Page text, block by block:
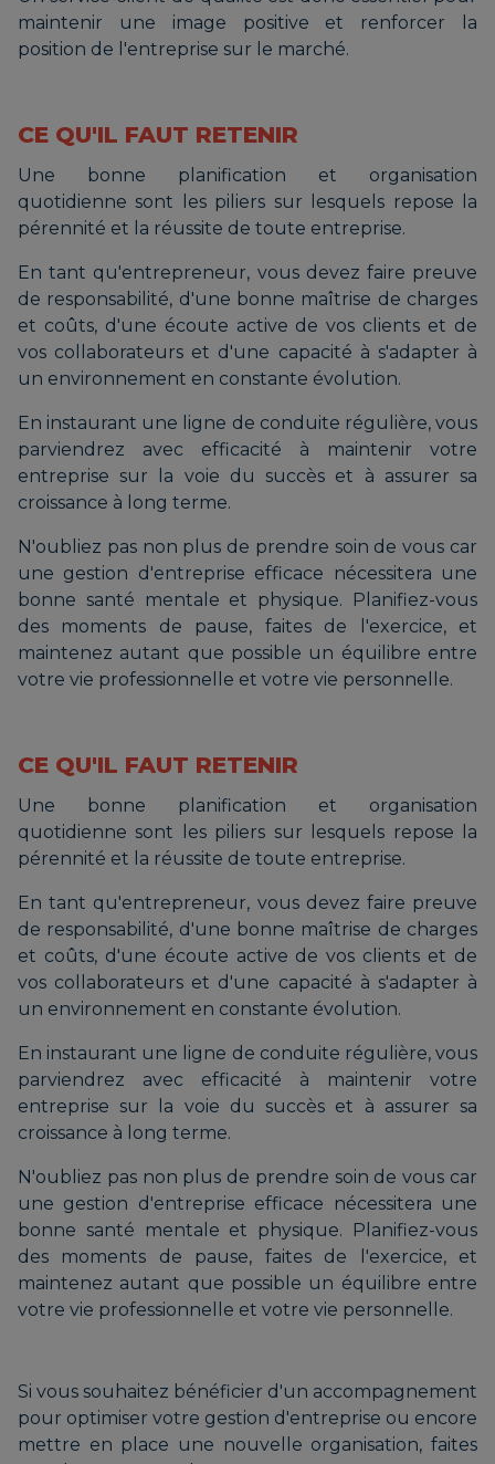
maintenir une image positive et renforcer la
position de l'entreprise sur le marché.
CE QU'IL FAUT RETENIR
Une bonne planification et organisation
quotidienne sont les piliers sur lesquels repose la
pérennité et la réussite de toute entreprise.
En tant qu'entrepreneur, vous devez faire preuve
de responsabilité, d'une bonne maîtrise de charges
et coûts, d'une écoute active de vos clients et de
vos collaborateurs et d'une capacité à s'adapter à
un environnement en constante évolution.
En instaurant une ligne de conduite régulière, vous
parviendrez avec efficacité à maintenir votre
entreprise sur la voie du succès et à assurer sa
croissance à long terme.
N'oubliez pas non plus de prendre soin de vous car
une gestion d'entreprise efficace nécessitera une
bonne santé mentale et physique. Planifiez-vous
des moments de pause, faites de l'exercice, et
maintenez autant que possible un équilibre entre
votre vie professionnelle et votre vie personnelle.
CE QU'IL FAUT RETENIR
Une bonne planification et organisation
quotidienne sont les piliers sur lesquels repose la
pérennité et la réussite de toute entreprise.
En tant qu'entrepreneur, vous devez faire preuve
de responsabilité, d'une bonne maîtrise de charges
et coûts, d'une écoute active de vos clients et de
vos collaborateurs et d'une capacité à s'adapter à
un environnement en constante évolution.
En instaurant une ligne de conduite régulière, vous
parviendrez avec efficacité à maintenir votre
entreprise sur la voie du succès et à assurer sa
croissance à long terme.
N'oubliez pas non plus de prendre soin de vous car
une gestion d'entreprise efficace nécessitera une
bonne santé mentale et physique. Planifiez-vous
des moments de pause, faites de l'exercice, et
maintenez autant que possible un équilibre entre
votre vie professionnelle et votre vie personnelle.
Si vous souhaitez bénéficier d'un accompagnement
pour optimiser votre gestion d'entreprise ou encore
mettre en place une nouvelle organisation, faites